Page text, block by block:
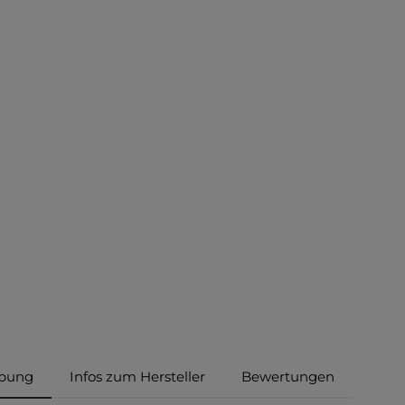
Infos zum Hersteller Bewertungen